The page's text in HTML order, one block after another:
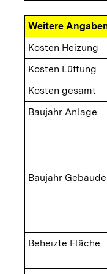
Weitere
Kosten Heizung
Kosten Lüftung
Kosten gesamt
Baujahr Anlage
Baujahr Gebäude
Beheizte Fläche